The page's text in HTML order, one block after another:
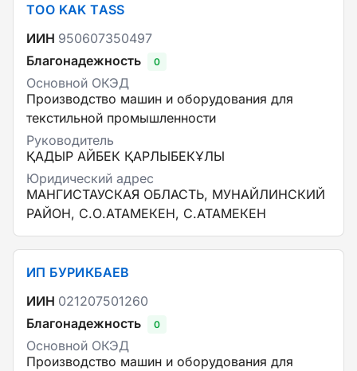
TOO KAK TASS
ИИН 950607350497
Благонадежность
0
Основной ОКЭД
Производство машин и оборудования для
текстильной промышленности
Руководитель
ҚАДЫР АЙБЕК ҚАРЛЫБЕКҰЛЫ
Юридический адрес
МАНГИСТАУСКАЯ ОБЛАСТЬ, МУНАЙЛИНСКИЙ
РАЙОН, С.О.АТАМЕКЕН, С.АТАМЕКЕН
ИП БУРИКБАЕВ
ИИН 021207501260
Благонадежность
0
Основной ОКЭД
Производство машин и оборудования для